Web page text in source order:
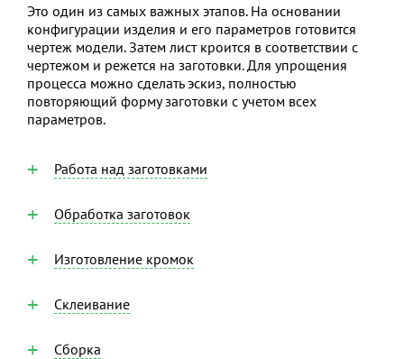
Это один из самых важных этапов. На основании
конфигурации изделия и его параметров готовится
чертеж модели. Затем лист кроится в соответствии с
чертежом и режется на заготовки. Для упрощения
процесса можно сделать эскиз, полностью
повторяющий форму заготовки с учетом всех
параметров.
Работа над заготовками
Обработка заготовок
Изготовление кромок
Склеивание
Сборка